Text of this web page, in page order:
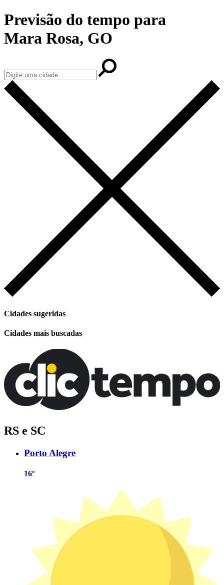
Previsão do tempo para
Mara Rosa, GO
Cidades sugeridas
Cidades mais buscadas
RS e SC
Porto Alegre
16º